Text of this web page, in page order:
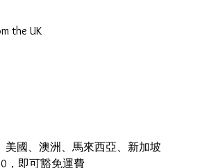
the UK
國、澳洲、馬來西亞、新加坡
，即可豁免運費